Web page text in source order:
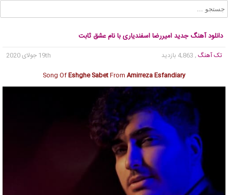
دانلود آهنگ جدید امیررضا اسفندیاری با نام عشق ثابت
تک آهنگ , 4,863 بازدید
19th جولای 2020
Song OfEshghe SabetFrom Amirreza Esfandiary